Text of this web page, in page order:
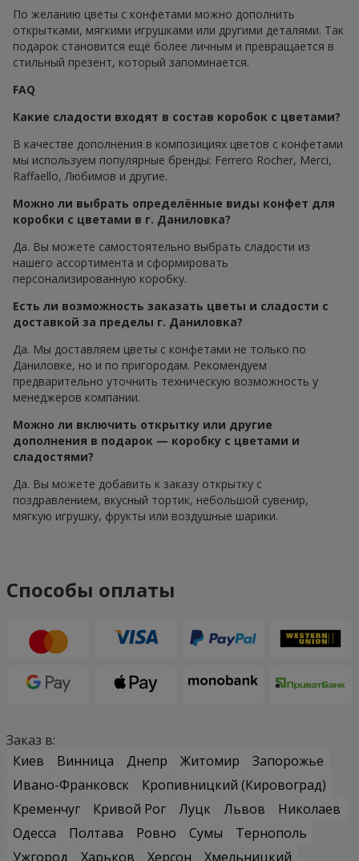
По желанию цветы с конфетами можно дополнить
открытками, мягкими игрушками или другими деталями. Так
подарок становится ещё более личным и превращается в
стильный презент, который запоминается.
FAQ
Какие сладости входят в состав коробок с цветами?
В качестве дополнения в композициях цветов с конфетами
мы используем популярные бренды: Ferrero Rocher, Merci,
Raffaello, Любимов и другие.
Можно ли выбрать определённые виды конфет для
коробки с цветами в г. Даниловка?
Да. Вы можете самостоятельно выбрать сладости из
нашего ассортимента и сформировать
персонализированную коробку.
Есть ли возможность заказать цветы и сладости с
доставкой за пределы г. Даниловка?
Да. Мы доставляем цветы с конфетами не только по
Даниловке, но и по пригородам. Рекомендуем
предварительно уточнить техническую возможность у
менеджеров компании.
Можно ли включить открытку или другие
дополнения в подарок — коробку с цветами и
сладостями?
Да. Вы можете добавить к заказу открытку с
поздравлением, вкусный тортик, небольшой сувенир,
мягкую игрушку, фрукты или воздушные шарики.
Способы оплаты
Заказ в:
Киев
Винница Днепр Житомир
Запорожье
Ивано-Франковск
Кропивницкий (Кировоград)
Кременчуг
Кривой Рог Луцк Львов
Николаев
Одесса
Полтава Ровно Сумы
Тернополь
Ужгород
Харьков Херсон
Хмельницкий